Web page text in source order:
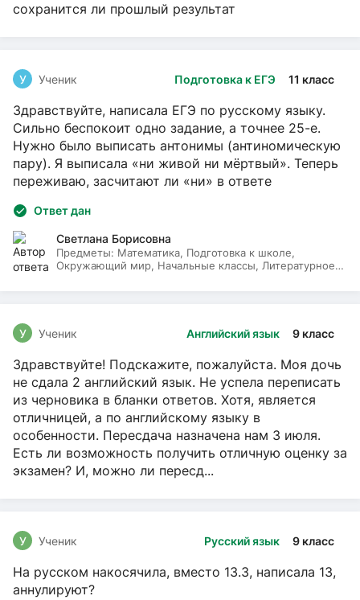
сохранится ли прошлый результат
Подготовка к ЕГЭ 11 класс
У Ученик
Здравствуйте, написала ЕГЭ по русскому языку.
Сильно беспокоит одно задание, а точнее 25-е.
Нужно было выписать антонимы (антиномическую
пару). Я выписала «ни живой ни мёртвый». Теперь
переживаю, засчитают ли «ни» в ответе
Ответ дан
Светлана Борисовна
Предметы: Математика, Подготовка к школе,
Окружающий мир, Начальные классы, Литературное
Английский язык 9 класс
У Ученик
Здравствуйте! Подскажите, пожалуйста. Моя дочь
не сдала 2 английский язык. Не успела переписать
из черновика в бланки ответов. Хотя, является
отличницей, а по английскому языку в
особенности. Пересдача назначена нам 3 июля.
Есть ли возможность получить отличную оценку за
экзамен? И, можно ли пересд...
Русский язык 9 класс
У Ученик
На русском накосячила, вместо 13.3, написала 13,
аннулируют?